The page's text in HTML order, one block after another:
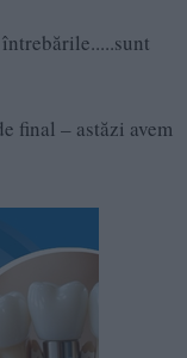
final – astăzi avem